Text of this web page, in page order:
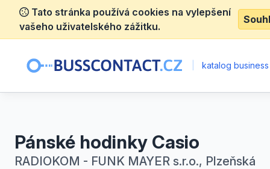
Tato stránka používá cookies na vylepšení
vašeho uživatelského zážitku.
katalog
Pánské hodinky Casio
RADIOKOM - FUNK MAYER s.r.o., Plzeňská